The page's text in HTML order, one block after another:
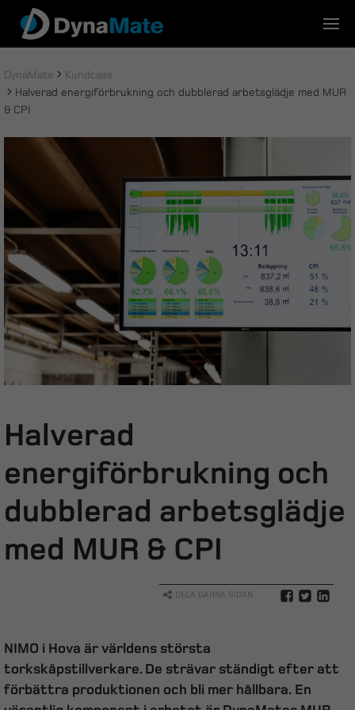
content
DynaMate
Kundcase
Halverad energiförbrukning och dubblerad arbetsglädje med MUR
& CPI
Halverad
energiförbrukning och
dubblerad arbetsglädje
med MUR & CPI
DELA GÄRNA SIDAN
NIMO i Hova är världens största
torkskåpstillverkare. De strävar ständigt efter att
förbättra produktionen och bli mer hållbara. En